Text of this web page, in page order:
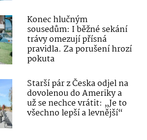
Konec hlučným
sousedům: I běžné sekání
trávy omezují přísná
pravidla. Za porušení hrozí
pokuta
Starší pár z Česka odjel na
dovolenou do Ameriky a
už se nechce vrátit: „Je to
všechno lepší a levnější“